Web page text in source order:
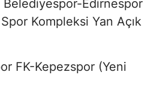
Belediyespor-Edirnespor
Kompleksi Yan Açık
FK-Kepezspor (Yeni